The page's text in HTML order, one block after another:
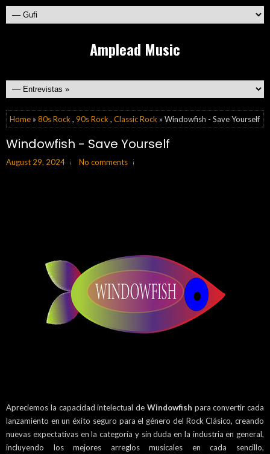
Amplead Music
Home » 80s Rock , 90s Rock , Classic Rock » Windowfish - Save Yourself
Windowfish - Save Yourself
August 29, 2024 No comments
Apreciemos la capacidad intelectual de Windowfish para convertir cada
lanzamiento en un éxito seguro para el género del Rock Clásico, creando
nuevas expectativas en la categoría y sin duda en la industria en general,
incluyendo los mejores arreglos musicales en cada sencillo,